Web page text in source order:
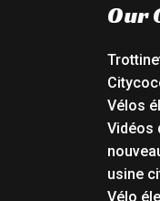
Our
Vélos
Vidéos
usine
Vélo